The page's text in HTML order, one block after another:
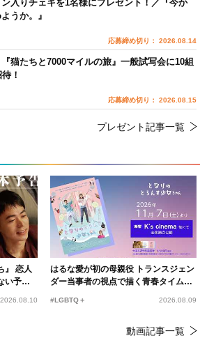
』 恋人
い予告
2026.08.10
はるな愛が初の母親役 トランスジェン
ダー当事者の視点で描く青春タイムス
#LGBTQ＋ 2026.08.09
動画記事一覧
入りチェキを1名様にプレゼント！／『今か
うか。』
応募締め切り： 2026.08.14
『猫たちと7000マイルの旅』一般試写会に10組
！
応募締め切り： 2026.08.15
プレゼント記事一覧